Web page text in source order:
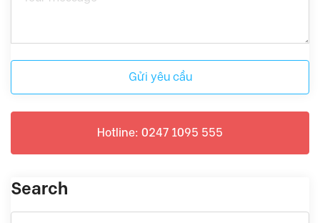
Gửi yêu cầu
Hotline: 0247 1095 555
Search